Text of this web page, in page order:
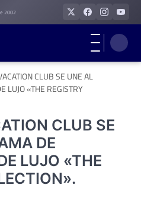
2002
CLUB SE UNE AL
LUJO «THE REGISTRY
CLUB SE
DE
LUJO «THE